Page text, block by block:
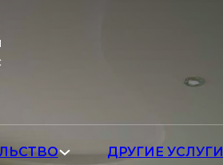
ДРУГИЕ УСЛУГИ